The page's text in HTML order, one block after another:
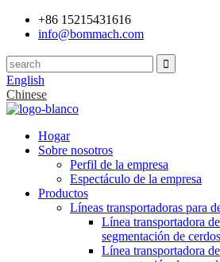
+86 15215431616
info@bommach.com
English
Chinese
Hogar
Sobre nosotros
Perfil de la empresa
Espectáculo de la empresa
Productos
Líneas transportadoras para
Línea transportadora
segmentación de cerdos
Línea transportadora